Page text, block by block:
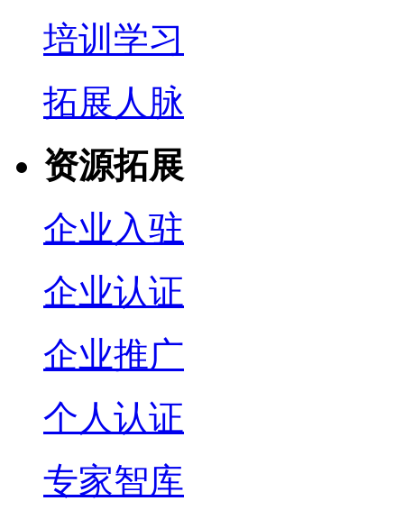
培训学习
拓展人脉
资源拓展
企业入驻
企业认证
企业推广
个人认证
专家智库